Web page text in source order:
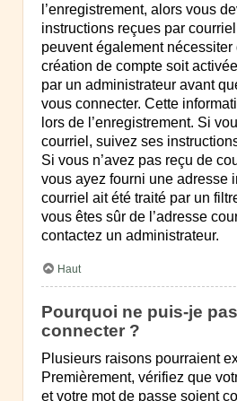
l’enregistrement, alors vous
instructions reçues par
peuvent également
création de compte soit
par un administrateur avant
vous connecter. Cette
lors de l’enregistrement. Si
courriel, suivez ses
Si vous n’avez pas reçu de
vous ayez fourni une adresse
courriel ait été traité par un
vous êtes sûr de l’adresse
contactez un administrateur.
Haut
Pourquoi ne puis-je
connecter ?
Plusieurs raisons pourraient
Premièrement, vérifiez que
et votre mot de passe soient